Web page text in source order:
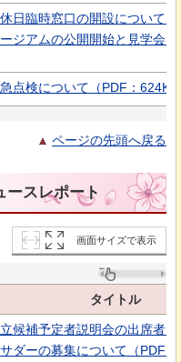
日臨時窓口の開設について
ジアムの公開開始と見学会
点検について（PDF：624KB
ページの先頭へ戻る
ースレポート
画面サイズで表示
タイトル
候補予定者説明会の出席者
ダーの募集について（PDF